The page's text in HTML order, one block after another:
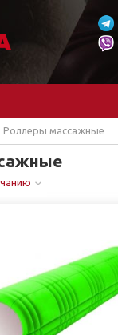
Роллеры массажные